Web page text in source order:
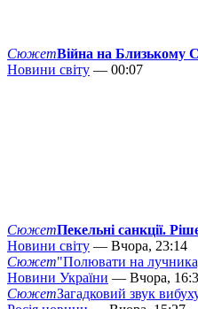
СюжетВійна на Близькому
Новини світу — 00:07
СюжетПекельні санкції.
Новини світу — Вчора, 23:14
Сюжет"Полювати на лучника,
Новини України — Вчора,
СюжетЗагадковий звук